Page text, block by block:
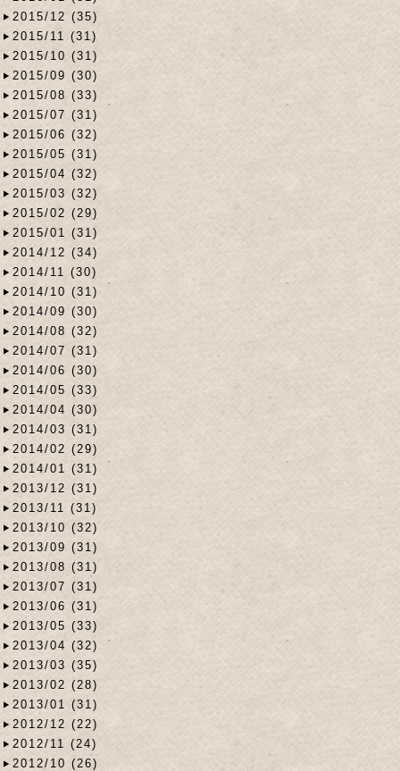
2015/12 (35)
2015/11 (31)
2015/10 (31)
2015/09 (30)
2015/08 (33)
2015/07 (31)
2015/06 (32)
2015/05 (31)
2015/04 (32)
2015/03 (32)
2015/02 (29)
2015/01 (31)
2014/12 (34)
2014/11 (30)
2014/10 (31)
2014/09 (30)
2014/08 (32)
2014/07 (31)
2014/06 (30)
2014/05 (33)
2014/04 (30)
2014/03 (31)
2014/02 (29)
2014/01 (31)
2013/12 (31)
2013/11 (31)
2013/10 (32)
2013/09 (31)
2013/08 (31)
2013/07 (31)
2013/06 (31)
2013/05 (33)
2013/04 (32)
2013/03 (35)
2013/02 (28)
2013/01 (31)
2012/12 (22)
2012/11 (24)
2012/10 (26)